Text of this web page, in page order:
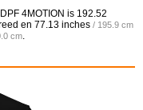
4MOTION is 192.52
en 77.13 inches / 195.9 cm
cm.